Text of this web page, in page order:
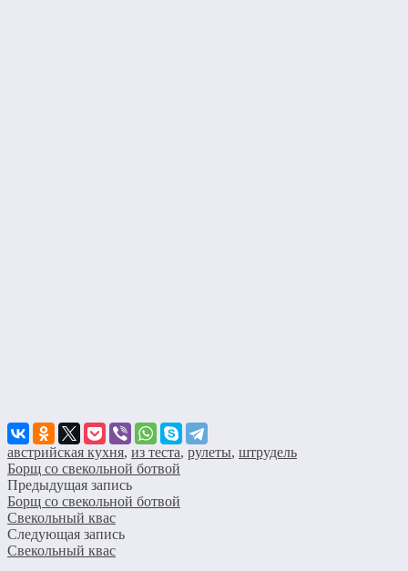
австрийская кухня, из теста, рулеты, штрудель
Борщ со свекольной ботвой
Предыдущая запись
Борщ со свекольной ботвой
Свекольный квас
Следующая запись
Свекольный квас